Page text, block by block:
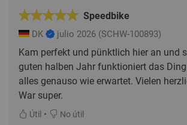
Speedbike
DK julio 2026 (SCHW-100893)
Kam perfekt und pünktlich hier an und
guten halben Jahr funktioniert das
alles genauso wie erwartet. Vielen
War super.
Útil • No útil